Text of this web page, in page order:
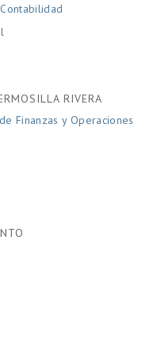
RIVERA
Finanzas y Operaciones